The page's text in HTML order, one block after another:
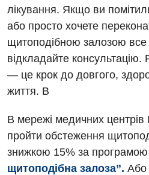
лікування. Якщо ви
або просто хочете
щитоподібною залозою
відкладайте консультацію.
— це крок до довгого,
життя. В
В мережі медичних
пройти обстеження
знижкою 15% за програмою
щитоподібна залоза”. Або